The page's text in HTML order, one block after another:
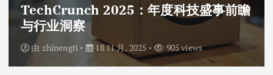
TechCrunch 2025：年度科技盛事前瞻
与行业洞察
由 zhinengti 18 11 月, 2025 905 views